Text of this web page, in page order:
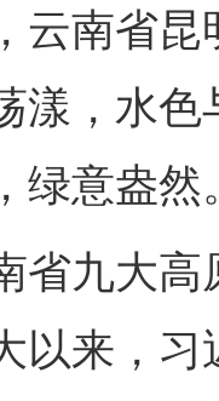
南省昆
漾，水
绿意盎然
九大高
以来，